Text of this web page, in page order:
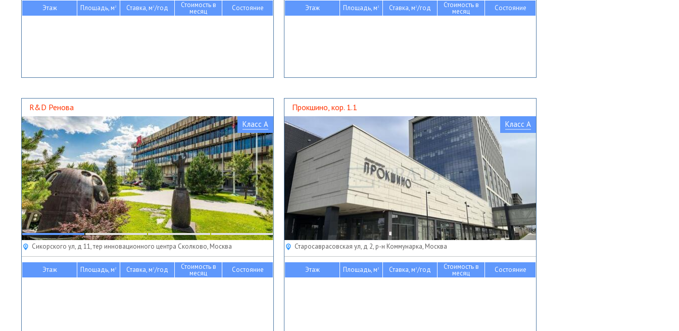
Этаж Площадь, м2 Ставка, м2/год Стоимость в
месяц Состояние Этаж Площадь, м2 Ставка, м2/год Стоимость в
месяц Состояние
R&D Ренова
Класс A
Сикорского ул, д 11, тер инновационного центра Сколково, Москва
Этаж Площадь, м2 Ставка, м2/год Стоимость в
месяц Состояние
Прокшино, кор. 1.1
Класс A
Старосаврасовская ул, д 2, р-н Коммунарка, Москва
Этаж Площадь, м2 Ставка, м2/год Стоимость в
месяц Состояние